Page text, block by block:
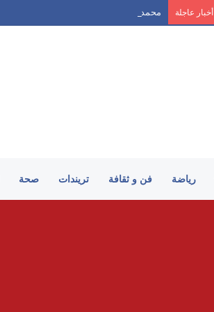
أخبار عاجلة محمد شكر يكتب لـ «30 يوم»: «الكرنك».. أزمة سينما أتلفها الهوى
رياضة فن و ثقافة تريندات صحة